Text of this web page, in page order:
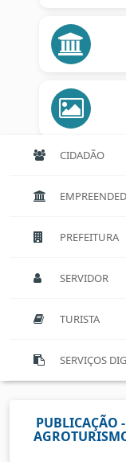
CIDADÃO
PREFEITURA
SERVIDOR
TURISTA
SERVIÇOS
PUBLICAÇÃO